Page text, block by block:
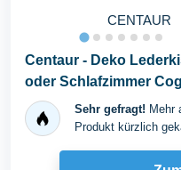
CENTAUR
Centaur - Deko
oder Schlafzimmer
Kissen...Sehr gefragt! Mehr
Produkt kürzlich